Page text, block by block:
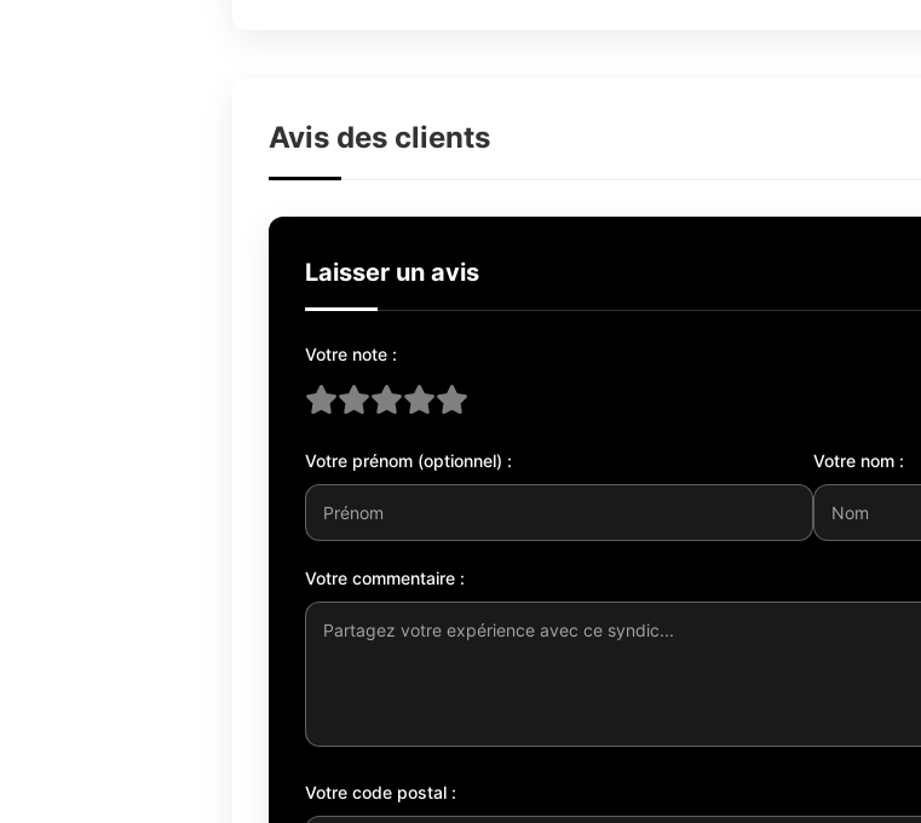
Avis des clients
Laisser un avis
Votre note :
Votre prénom (optionnel) : Votre nom :
Votre commentaire :
Votre code postal :